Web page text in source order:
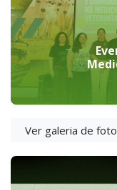
Ver galeria de